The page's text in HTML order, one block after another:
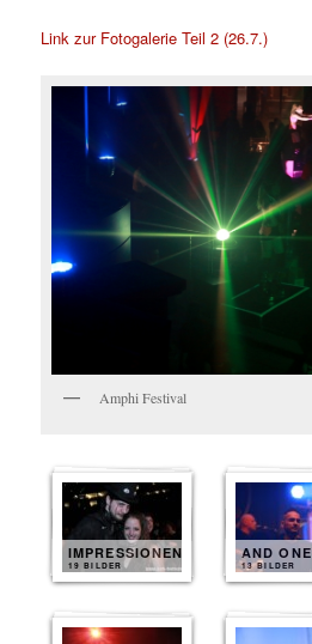
Link zur Fotogalerie Teil 2 (26.7.)
Amphi Festival
IMPRESSIONEN
19 BILDER
AND ONE
13 BILDER